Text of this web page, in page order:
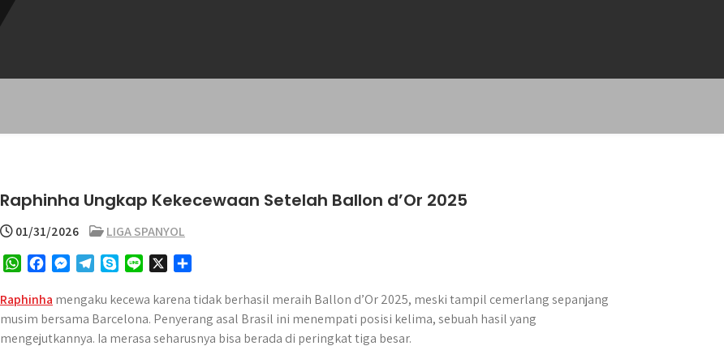
Raphinha Ungkap Kekecewaan Setelah Ballon d’Or 2025
01/31/2026
LIGA SPANYOL
W
a
t
s
c
e
b
s
s
e
l
e
g
y
p
e
n
e
a
r
e
Raphinha mengaku kecewa karena tidak berhasil meraih Ballon d’Or 2025, meski tampil cemerlang sepanjang
musim bersama Barcelona. Penyerang asal Brasil ini menempati posisi kelima, sebuah hasil yang
mengejutkannya. Ia merasa seharusnya bisa berada di peringkat tiga besar.